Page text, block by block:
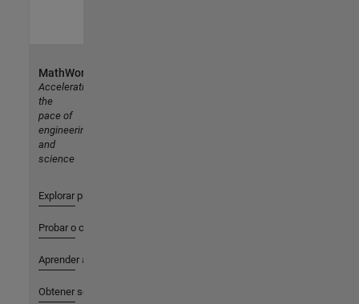
MathWorks
Accelerating
the
pace of
engineering
and
science
Explorar productos
Probar o comprar
Aprender a utilizar
Obtener soporte